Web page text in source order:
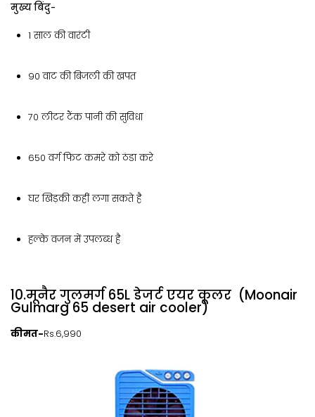
मुख्य बिंदु-
1 साल की वारंटी
90 वाट की बिजली की खपत
70 लीटर टैंक पानी की सुविधा
650 वर्ग फिट कमरे को ठंडा करे
घर खिड़की कहीं लगा सकते है
हल्के वजन में उपलब्ध है
10.मूनैर गुलमर्ग 65L डेजर्ट एयर कूलर (Moonair
Gulmarg 65 desert air cooler)
कीमत-Rs.6,990